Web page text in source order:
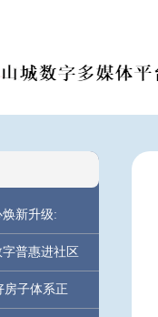
新升级:
普惠进社区
房子体系正